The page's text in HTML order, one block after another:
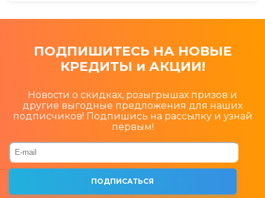
ПОДПИШИТЕСЬ НА НОВЫЕ
КРЕДИТЫ и АКЦИИ!
Новости о скидках, розыгрышах призов и
другие выгодные предложения для наших
подписчиков! Подпишись на рассылку и узнай
первым!